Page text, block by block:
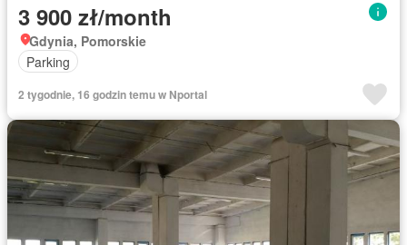
3 900 zł/month
Gdynia, Pomorskie
Parking
2 tygodnie, 16 godzin temu w Nportal